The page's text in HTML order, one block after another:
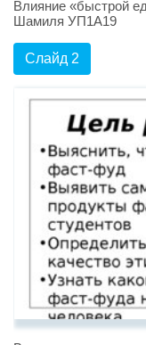
Влияние «быстрой
Шамиля УП1А19
Слайд 2